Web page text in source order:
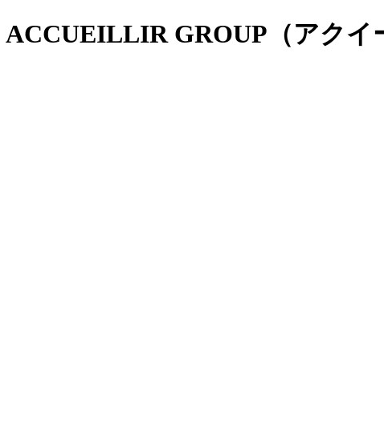
GROUP（アクイ